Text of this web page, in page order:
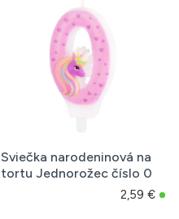
Sviečka narodeninová na
tortu Jednorožec číslo 0
2,59 €